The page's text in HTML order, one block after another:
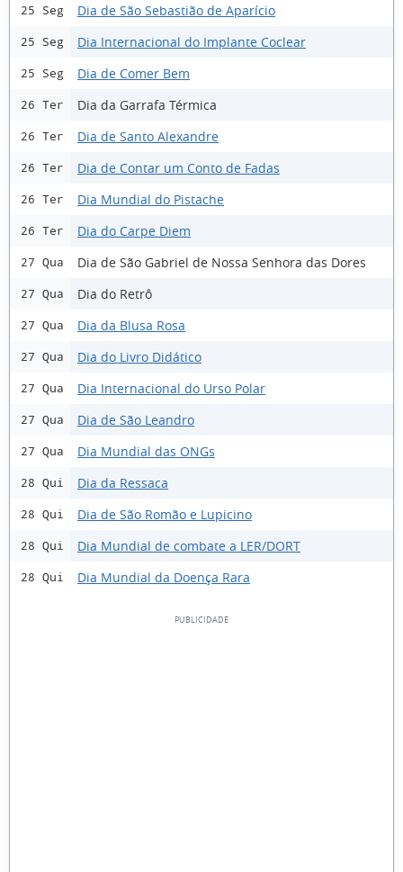
25 Seg Dia de São Sebastião de Aparício
25 Seg Dia Internacional do Implante Coclear
25 Seg Dia de Comer Bem
26 Ter Dia da Garrafa Térmica
26 Ter Dia de Santo Alexandre
26 Ter Dia de Contar um Conto de Fadas
26 Ter Dia Mundial do Pistache
26 Ter Dia do Carpe Diem
27 Qua Dia de São Gabriel de Nossa Senhora das Dores
27 Qua Dia do Retrô
27 Qua Dia da Blusa Rosa
27 Qua Dia do Livro Didático
27 Qua Dia Internacional do Urso Polar
27 Qua Dia de São Leandro
27 Qua Dia Mundial das ONGs
28 Qui Dia da Ressaca
28 Qui Dia de São Romão e Lupicino
28 Qui Dia Mundial de combate a LER/DORT
28 Qui Dia Mundial da Doença Rara